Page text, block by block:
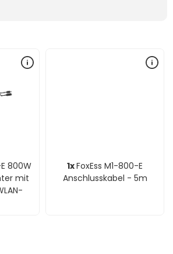
800W
mit
1xFoxEss M1-800-E
Anschlusskabel - 5m